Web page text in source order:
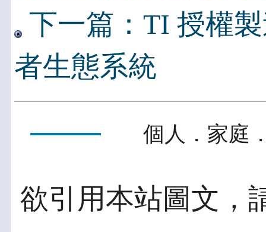
下一篇：TI 授權
者生態系統
個人．家庭
欲引用本站圖文，